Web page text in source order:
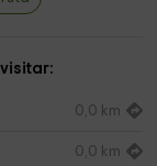
0,0 km
0,0 km